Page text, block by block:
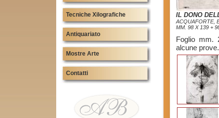
Tecniche Xilografiche
Antiquariato
Mostre Arte
Contatti
IL DONO
ACQUAFORTE,
MM. 98 X 139 +
Foglio mm.
alcune prove.